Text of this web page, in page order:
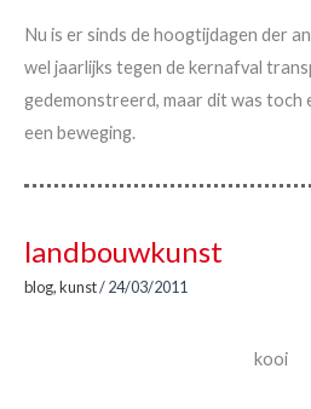
Nu is er sinds de hoogtijdagen der
wel jaarlijks tegen de kernafval
gedemonstreerd, maar dit was toch
een beweging.
landbouwkunst
blog,kunst/24/03/2011
kooi